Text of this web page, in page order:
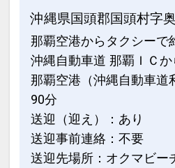
30日
インターネットコース
200000045521
◆ ホテルからのおも
・ガーデンプール・ビ
が利用可能（夏季限定
・カヌチャゴルフコー
金でプレー可能
・一室につきミネラル
ご用意
◆ 朝食のご案内 ◆
沖縄県国頭郡国頭村字
那覇空港からタクシーで
沖縄自動車道 那覇ＩＣ
那覇空港（沖縄自動車道
90分
送迎（迎え）：あり
送迎事前連絡：不要
送迎先場所：オクマビー